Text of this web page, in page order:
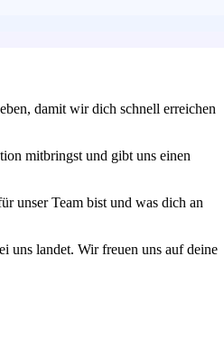
damit wir dich schnell erreichen
mitbringst und gibt uns einen
unser Team bist und was dich an
uns landet. Wir freuen uns auf deine